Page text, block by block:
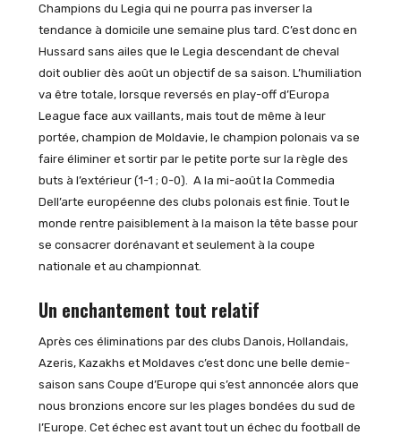
Champions du Legia qui ne pourra pas inverser la
tendance à domicile une semaine plus tard. C’est donc en
Hussard sans ailes que le Legia descendant de cheval
doit oublier dès août un objectif de sa saison. L’humiliation
va être totale, lorsque reversés en play-off d’Europa
League face aux vaillants, mais tout de même à leur
portée, champion de Moldavie, le champion polonais va se
faire éliminer et sortir par le petite porte sur la règle des
buts à l’extérieur (1-1 ; 0-0). A la mi-août la Commedia
Dell’arte européenne des clubs polonais est finie. Tout le
monde rentre paisiblement à la maison la tête basse pour
se consacrer dorénavant et seulement à la coupe
nationale et au championnat.
Un enchantement tout relatif
Après ces éliminations par des clubs Danois, Hollandais,
Azeris, Kazakhs et Moldaves c’est donc une belle demie-
saison sans Coupe d’Europe qui s’est annoncée alors que
nous bronzions encore sur les plages bondées du sud de
l’Europe. Cet échec est avant tout un échec du football de